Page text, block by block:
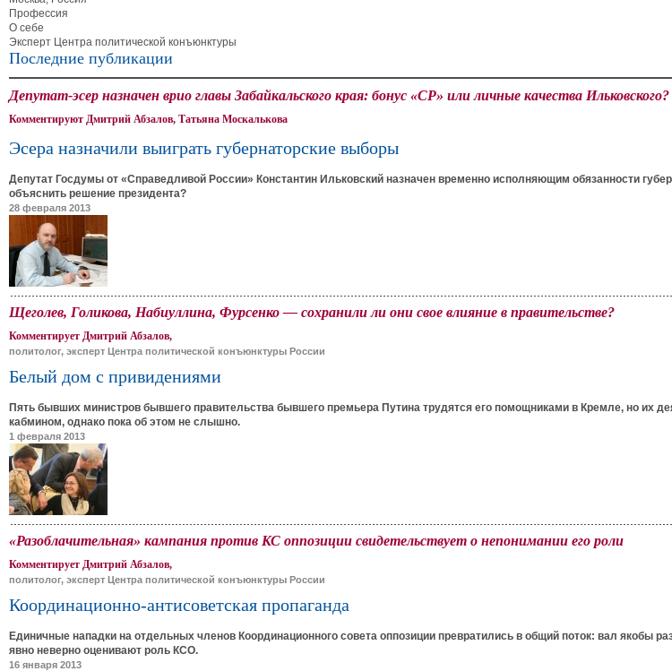
Профессия
О себе
Эксперт Центра политической конъюнктуры
Последние публикации
Депутат-эсер назначен врио главы Забайкальского края: бонус «СР» или личные качества Ильковского?
Комментируют Дмитрий Абзалов, Татьяна Москалькова
Эсера назначили выиграть губернаторские выборы
Депутат Госдумы от «Справедливой России» Константин Ильковский назначен временно исполняющим обязанности
объяснить решение президента?
28 февраля 2013
Щеголев, Голикова, Набиуллина, Фурсенко — сохранили ли они свое влияние в правительстве?
Комментирует Дмитрий Абзалов,
политолог, эксперт Центра политической конъюнктуры России
Белый дом с привидениями
Пять бывших министров бывшего правительства бывшего премьера Путина трудятся его помощниками в Кремле, но их
кабмином, однако пока об этом не слышно.
1 февраля 2013
«Разоблачительная» кампания против КС оппозиции свидетельствует о непонимании его роли
Комментирует Дмитрий Абзалов,
политолог, эксперт Центра политической конъюнктуры России
Координационно-антисоветская пропаганда
Единичные нападки на отдельных членов Координационного совета оппозиции превратились в общий поток: вал якобы
явно неверно оценивают роль КСО.
16 января 2013